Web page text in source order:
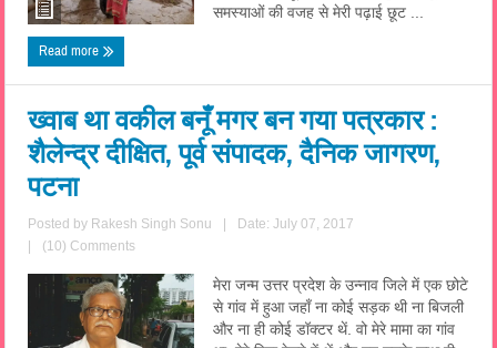
समस्याओं की वजह से मेरी पढ़ाई छूट ...
Read more
ख्वाब था वकील बनूँ मगर बन गया पत्रकार :
शैलेन्द्र दीक्षित, पूर्व संपादक, दैनिक जागरण,
पटना
Posted by Rakesh Singh Sonu
Date: July 07, 2017
(10) Comments
मेरा जन्म उत्तर प्रदेश के उन्नाव जिले में एक छोटे
से गांव में हुआ जहाँ ना कोई सड़क थी ना बिजली
और ना ही कोई डॉक्टर थें. वो मेरे मामा का गांव